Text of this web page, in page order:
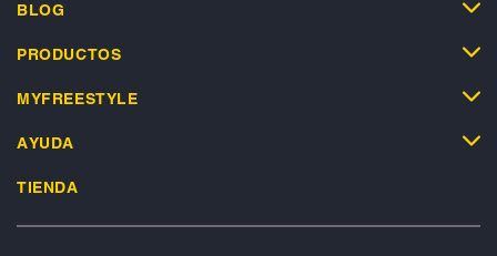
BLOG
PRODUCTOS
MYFREESTYLE
AYUDA
TIENDA